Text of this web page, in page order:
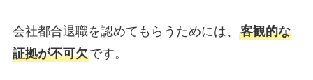
会社都合退職を認めてもらうためには、 客観的な
証拠が不可欠です。